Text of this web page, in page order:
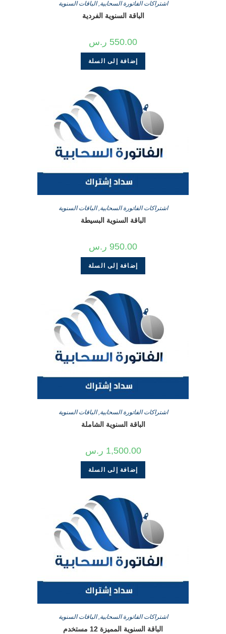
اشتراكات الفاتورة السحابية,الباقات السنوية
الباقة السنوية الفردية
550.00 ر.س
إضافة إلى السلة
اشتراكات الفاتورة السحابية ,الباقات السنوية
الباقة السنوية البسيطة
950.00 ر.س
إضافة إلى السلة
اشتراكات الفاتورة السحابية,الباقات السنوية
الباقة السنوية الشاملة
1,500.00 ر.س
إضافة إلى السلة
اشتراكات الفاتورة السحابية ,الباقات السنوية
الباقة السنوية المميزة 12 مستخدم